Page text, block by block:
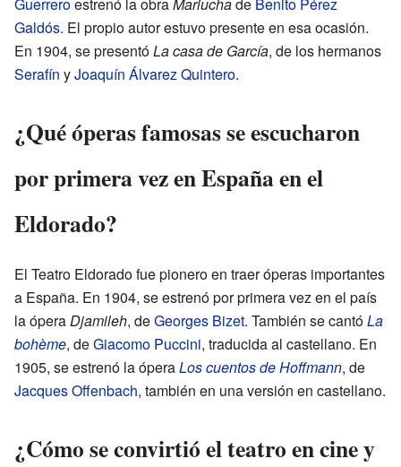
Guerreroestrenó la obraMariuchade Benito Pérez
Galdós. El propio autor estuvo presente en esa ocasión.
En 1904, se presentóLa casa de García, de los hermanos
Serafín yJoaquín Álvarez Quintero.
¿Qué óperas famosas se escucharon
por primera vez en España en el
Eldorado?
El Teatro Eldorado fue pionero en traer óperas importantes
a España. En 1904, se estrenó por primera vez en el país
la óperaDjamileh, deGeorges Bizet. También se cantóLa
bohème, deGiacomo Puccini, traducida al castellano. En
1905, se estrenó la óperaLos cuentos de Hoffmann, de
Jacques Offenbach, también en una versión en castellano.
¿Cómo se convirtió el teatro en cine y